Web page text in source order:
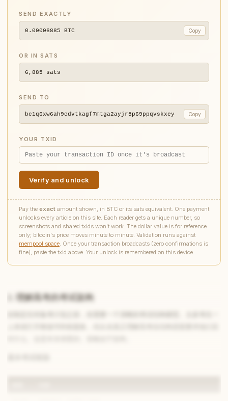
SEND EXACTLY
0.00006885 BTC Copy
OR IN SATS
6,885 sats
SEND TO
bc1q6xw6ah9cdvtkagf7mtga2ayjr5p69ppqvskxey Copy
YOUR TXID
Verify and unlock
Pay the exact amount shown, in BTC or its sats equivalent. One payment
unlocks every article on this site. Each reader gets a unique number, so
screenshots and shared txids won't work. The dollar value is for reference
only; bitcoin's price moves minute to minute. Validation runs against
mempool.space. Once your transaction broadcasts (zero confirmations is
fine), paste the txid above. Your unlock is remembered on this device.
2. 理解高考的考试架构